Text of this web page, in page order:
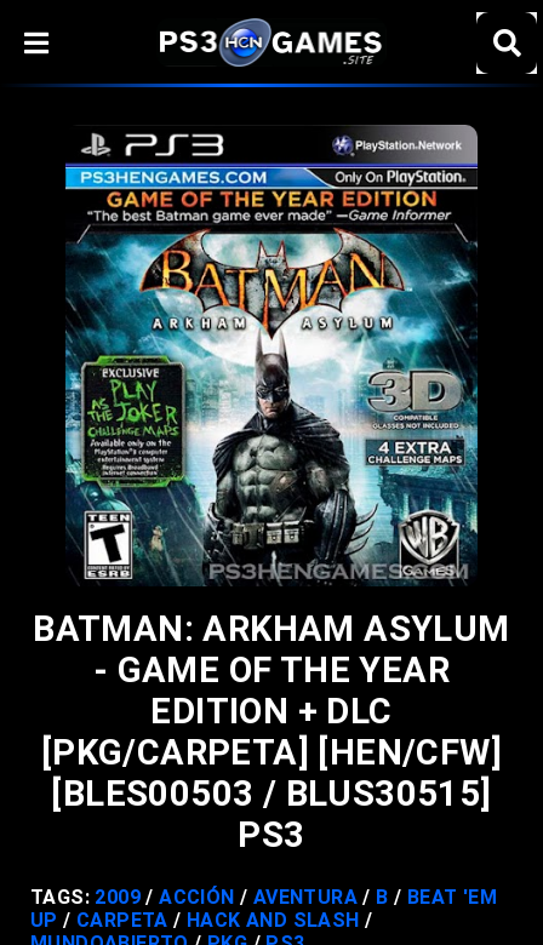
BATMAN: ARKHAM ASYLUM
- GAME OF THE YEAR
EDITION + DLC
[PKG/CARPETA] [HEN/CFW]
[BLES00503 / BLUS30515]
PS3
TAGS: 2009 ACCIÓN AVENTURA B
BEAT 'EM
UP
CARPETA
HACK AND SLASH